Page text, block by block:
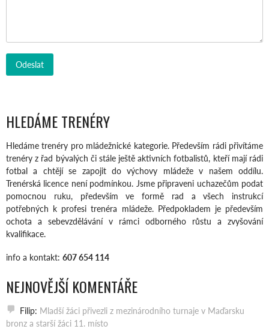
HLEDÁME TRENÉRY
Hledáme trenéry pro mládežnické kategorie. Především rádi přivítáme
trenéry z řad bývalých či stále ještě aktivních fotbalistů, kteří mají rádi
fotbal a chtějí se zapojit do výchovy mládeže v našem oddílu.
Trenérská licence není podmínkou. Jsme připraveni uchazečům podat
pomocnou ruku, především ve formě rad a všech instrukcí
potřebných k profesi trenéra mládeže. Předpokladem je především
ochota a sebevzdělávání v rámci odborného růstu a zvyšování
kvalifikace.
info a kontakt: 607 654 114
NEJNOVĚJŠÍ KOMENTÁŘE
Filip: Mladší žáci přivezli z mezinárodního turnaje v Maďarsku
bronz a starší žáci 11. místo